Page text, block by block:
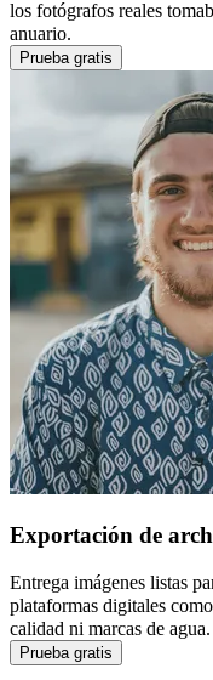
los fotógrafos reales
anuario.
Prueba gratis
Exportación de
Entrega imágenes listas
plataformas digitales
calidad ni marcas de agua.
Prueba gratis